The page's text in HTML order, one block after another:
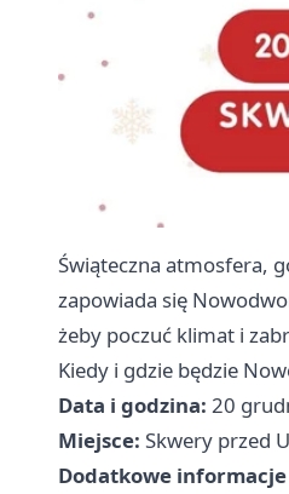
Świąteczna atmosfera,
zapowiada się
żeby poczuć klimat i
Kiedy i gdzie będzie
Data i godzina: 20
Miejsce: Skwery przed
Dodatkowe